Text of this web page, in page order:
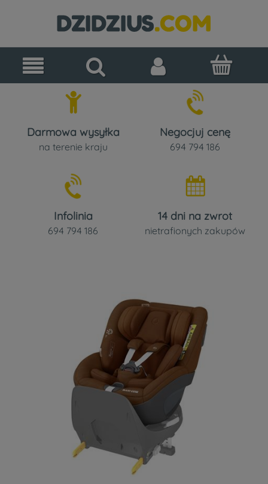
Darmowa wysyłka
na terenie kraju
Negocjuj cenę
694 794 186
Infolinia
694 794 186
14 dni na zwrot
nietrafionych zakupów